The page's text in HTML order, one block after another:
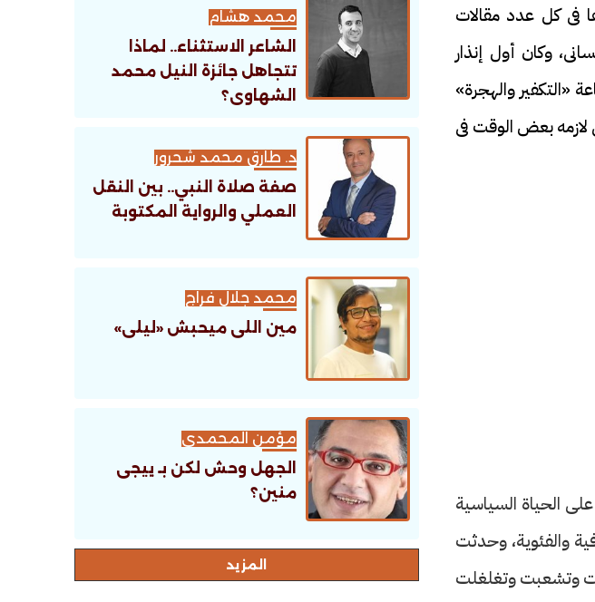
فى كل عدد مقالات
وكان أول إنذار
والهجرة»
بعض الوقت فى
الحياة السياسية
والفئوية، وحدثت
وتشعبت وتغلغلت
محمد هشام
الشاعر الاستثناء.. لماذا
تتجاهل جائزة النيل محمد
الشهاوى؟
د. طارق محمد شحرور
صفة صلاة النبي.. بين النقل
العملي والرواية المكتوبة
محمد جلال فراج
مين اللى ميحبش «ليلى»
مؤمن المحمدى
الجهل وحش لكن بـ ييجى
منين؟
اﻟﻤﺰﻳﺪ